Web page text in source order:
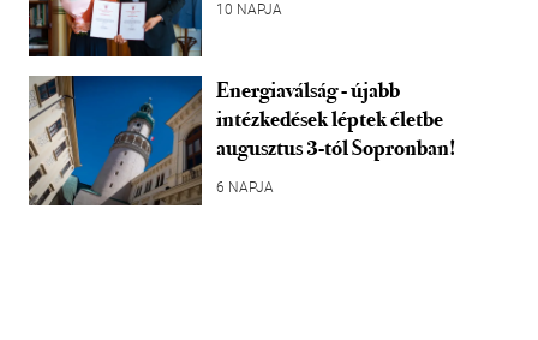
10 NAPJA
Energiaválság - újabb
intézkedések léptek életbe
augusztus 3-tól Sopronban!
6 NAPJA